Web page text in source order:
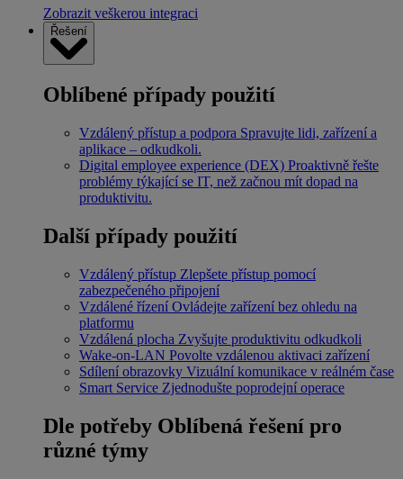
Zobrazit veškerou integraci
Řešení
Oblíbené případy použití
Vzdálený přístup a podpora Spravujte lidi, zařízení a
aplikace – odkudkoli.
Digital employee experience (DEX) Proaktivně řešte
problémy týkající se IT, než začnou mít dopad na
produktivitu.
Další případy použití
Vzdálený přístup Zlepšete přístup pomocí
zabezpečeného připojení
Vzdálené řízení Ovládejte zařízení bez ohledu na
platformu
Vzdálená plocha Zvyšujte produktivitu odkudkoli
Wake-on-LAN Povolte vzdálenou aktivaci zařízení
Sdílení obrazovky Vizuální komunikace v reálném čase
Smart Service Zjednodušte poprodejní operace
Dle potřeby Oblíbená řešení pro
různé týmy